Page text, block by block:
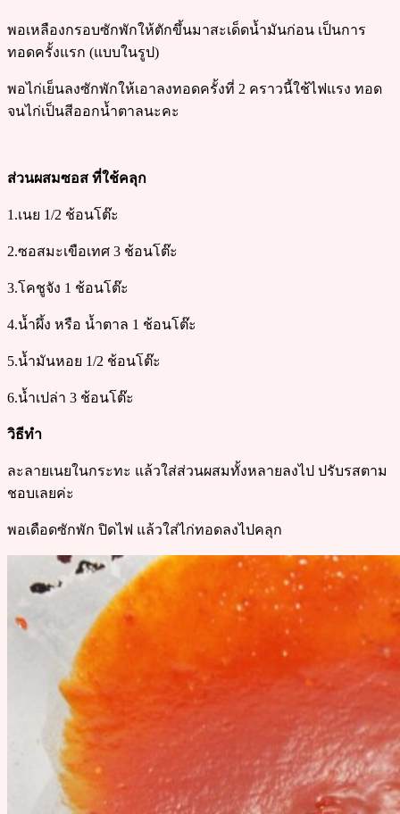
พอเหลืองกรอบซักพักให้ตักขึ้นมาสะเด็ดน้ำมันก่อน เป็นการ
ทอดครั้งแรก (แบบในรูป)
พอไก่เย็นลงซักพักให้เอาลงทอดครั้งที่ 2 คราวนี้ใช้ไฟแรง ทอด
จนไก่เป็นสีออกน้ำตาลนะคะ
ส่วนผสมซอส ที่ใช้คลุก
1.เนย 1/2 ช้อนโต๊ะ
2.ซอสมะเขือเทศ 3 ช้อนโต๊ะ
3.โคชูจัง 1 ช้อนโต๊ะ
4.น้ำผึ้ง หรือ น้ำตาล 1 ช้อนโต๊ะ
5.น้ำมันหอย 1/2 ช้อนโต๊ะ
6.น้ำเปล่า 3 ช้อนโต๊ะ
วิธีทำ
ละลายเนยในกระทะ แล้วใส่ส่วนผสมทั้งหลายลงไป ปรับรสตาม
ชอบเลยค่ะ
พอเดือดซักพัก ปิดไฟ แล้วใส่ไก่ทอดลงไปคลุก